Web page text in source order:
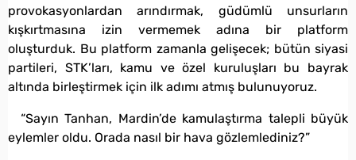
provokasyonlardan arındırmak, güdümlü unsurların
kışkırtmasına izin vermemek adına bir platform
oluşturduk. Bu platform zamanla gelişecek; bütün siyasi
partileri, STK’ları, kamu ve özel kuruluşları bu bayrak
altında birleştirmek için ilk adımı atmış bulunuyoruz.
“Sayın Tanhan, Mardin’de kamulaştırma talepli büyük
eylemler oldu. Orada nasıl bir hava gözlemlediniz?”